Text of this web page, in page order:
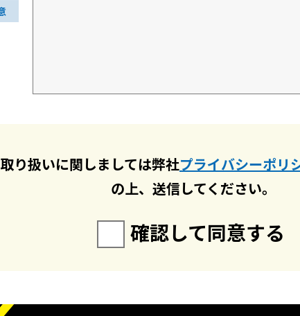
り扱いに関しましては弊社プライバシーポリ
の上、送信してください。
確認して同意する